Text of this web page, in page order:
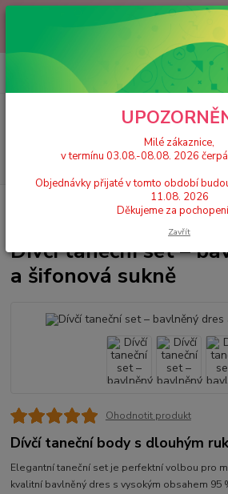
Milé zákaznice, v termínu 03.08.-08.08.
Objednávky přijaté v tomto období budou
2026 Děkujeme za
CZK
+420 777 224 390
(Po-Pá, 9-17 hod.)
Dívčí taneční trikoty, dresy se sukní
Dívčí taneční set –
a šifonová sukně
Ohodnotit produkt
Dívčí taneční body s dlouhým
Elegantní taneční set je perfektní volbou pro
kvalitní bavlněný dres s vysokým obsahem 95
Milé zákaznice,
v termínu 03.08.-08.08. 2026
Objednávky přijaté v tomto období
11.08. 2026
Děkujeme za
Zavřít